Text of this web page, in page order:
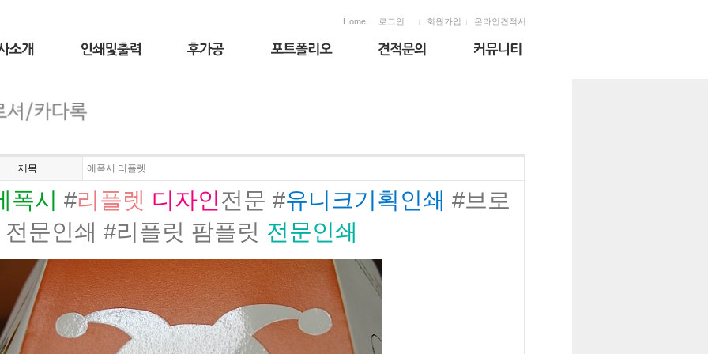
Home 로그인 회원가입 온라인견적서
제목 에폭시 리플렛
폭시 #리플렛 디자인전문 #유니크기획인쇄 #브로
전문인쇄 #리플릿 팜플릿 전문인쇄